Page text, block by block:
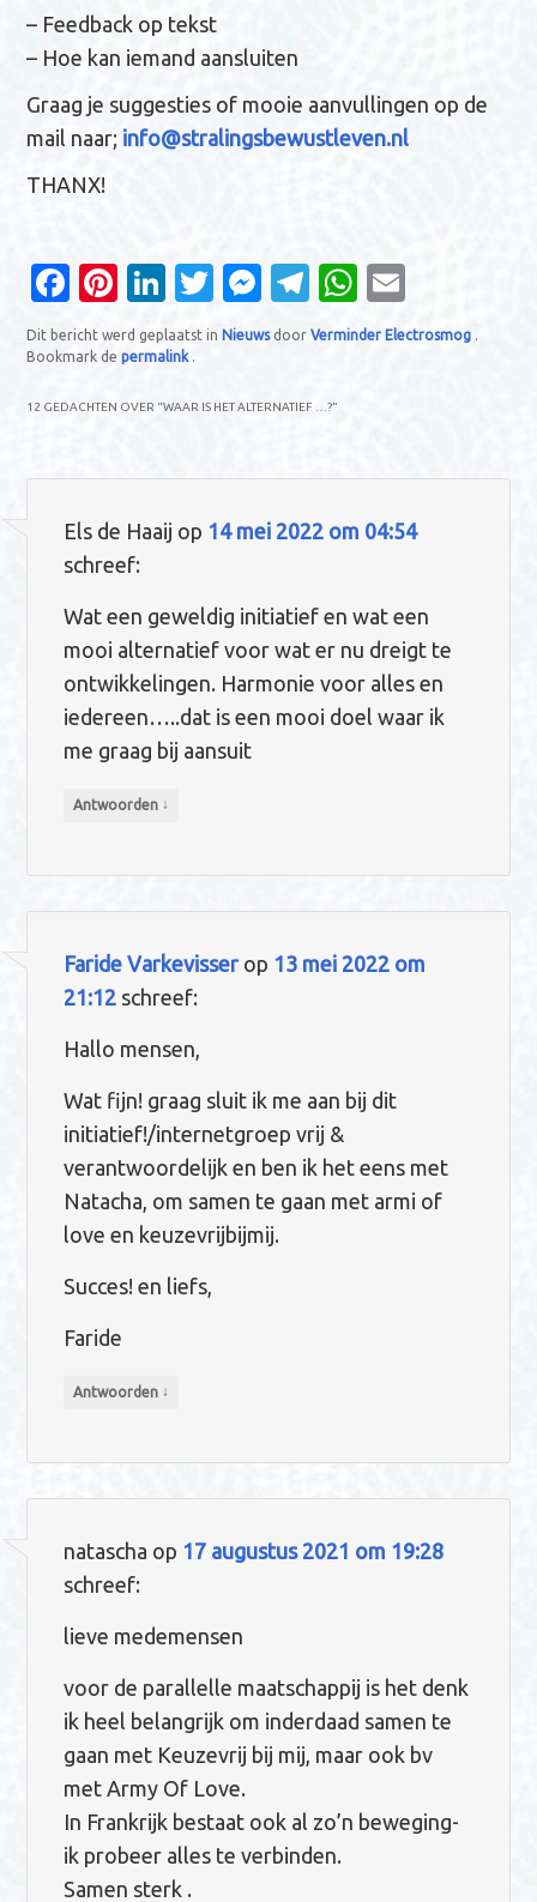
– Feedback op tekst
– Hoe kan iemand aansluiten
Graag je suggesties of mooie aanvullingen op de
mail naar; info@stralingsbewustleven.nl
THANX!
Fa
c
e
b
o
k
Pi
nt
er
es
Li
n
k
e
n
T
w
te
M
es
n
er
T
el
gr
m
W
h
p
p
m
Dit bericht werd geplaatst in NieuwsdoorVerminder Electrosmog .
Bookmark depermalink .
12 GEDACHTEN OVER “WAAR IS HET ALTERNATIEF …?”
Els de Haaij op 14 mei 2022 om 04:54
schreef:
Wat een geweldig initiatief en wat een
mooi alternatief voor wat er nu dreigt te
ontwikkelingen. Harmonie voor alles en
iedereen…..dat is een mooi doel waar ik
me graag bij aansuit
Antwoorden ↓
Faride Varkevisserop 13 mei 2022 om
21:12 schreef:
Hallo mensen,
Wat fijn! graag sluit ik me aan bij dit
initiatief!/internetgroep vrij &
verantwoordelijk en ben ik het eens met
Natacha, om samen te gaan met armi of
love en keuzevrijbijmij.
Succes! en liefs,
Faride
Antwoorden ↓
natascha op 17 augustus 2021 om 19:28
schreef:
lieve medemensen
voor de parallelle maatschappij is het denk
ik heel belangrijk om inderdaad samen te
gaan met Keuzevrij bij mij, maar ook bv
met Army Of Love.
In Frankrijk bestaat ook al zo’n beweging-
ik probeer alles te verbinden.
Samen sterk .